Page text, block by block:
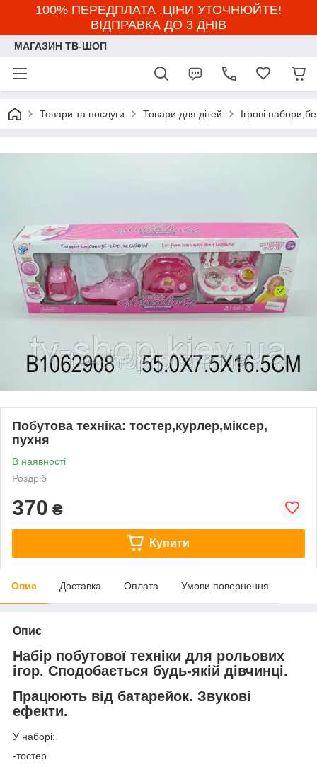
100% ПЕРЕДПЛАТА .ЦІНИ УТОЧНЮЙТЕ!
ВІДПРАВКА ДО 3 ДНІВ
МАГАЗИН ТВ-ШОП
Товари та послуги Товари для дітей Ігрові
Побутова техніка: тостер,курлер,міксер,
пухня
В наявності
Роздріб
370 ₴
Купити
Опис Доставка Оплата Умови повернення
Опис
Набір побутової техніки для рольових
ігор. Сподобається будь-якій дівчинці.
Працюють від батарейок. Звукові
ефекти.
У наборі:
-тостер